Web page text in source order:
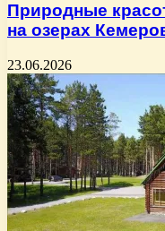
Природные
на озерах
23.06.2026